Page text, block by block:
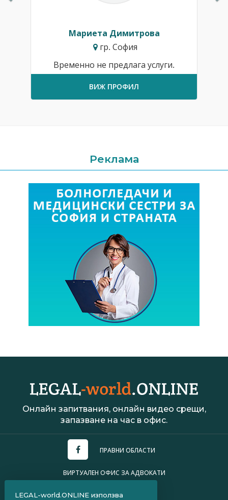
Мариета Димитрова
гр. София
Временно не предлага услуги.
ВИЖ ПРОФИЛ
Реклама
Онлайн запитвания, онлайн видео срещи,
запазване на час в офис.
ПРАВНИ ОБЛАСТИ
ВИРТУАЛЕН ОФИС ЗА АДВОКАТИ
LEGAL-world.ONLINE използва